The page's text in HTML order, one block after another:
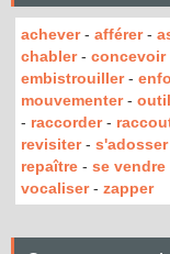
achever- afférer-
chabler- concevoir
embistrouiller-
mouvementer-
- raccorder-
revisiter- s'adosser
repaître - se vendre
vocaliser- zapper